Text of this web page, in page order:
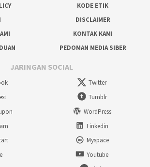
KODE ETIK
DISCLAIMER
KONTAK KAMI
PEDOMAN MEDIA SIBER
JARINGAN SOCIAL
Twitter
Tumblr
WordPress
Linkedin
Myspace
Youtube